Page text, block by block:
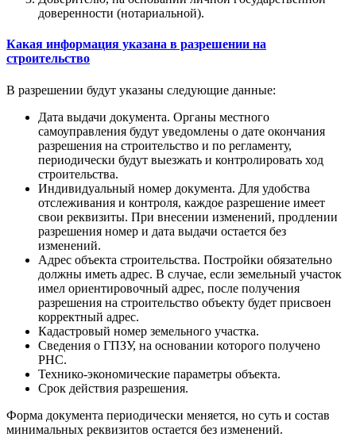
доверенности (нотариальной).
Какая информация указана в разрешении на
строительство
В разрешении будут указаны следующие данные:
Дата выдачи документа. Органы местного
самоуправления будут уведомлены о дате окончания
разрешения на строительство и по регламенту,
периодически будут выезжать и контролировать ход
строительства.
Индивидуальный номер документа. Для удобства
отслеживания и контроля, каждое разрешение имеет
свои реквизиты. При внесении изменений, продлении
разрешения номер и дата выдачи остается без
изменений.
Адрес объекта строительства. Постройки обязательно
должны иметь адрес. В случае, если земельный участок
имел ориентировочный адрес, после получения
разрешения на строительство объекту будет присвоен
корректный адрес.
Кадастровый номер земельного участка.
Сведения о ГПЗУ, на основании которого получено
РНС.
Технико-экономические параметры объекта.
Срок действия разрешения.
Форма документа периодически меняется, но суть и состав
минимальных реквизитов остается без изменений.